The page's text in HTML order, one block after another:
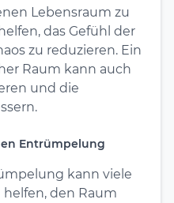
Lebensraum zu
das Gefühl der
zu reduzieren. Ein
Raum kann auch
und die
Entrümpelung
kann viele
helfen, den Raum